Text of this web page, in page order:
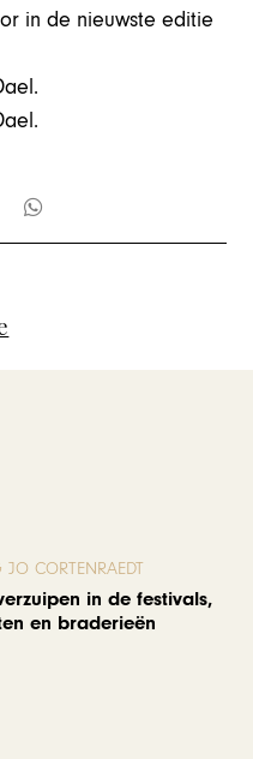
in de nieuwste editie
JO CORTENRAEDT
in de festivals,
en braderieën